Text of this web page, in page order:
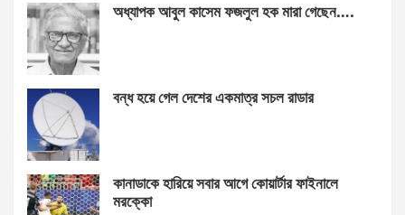
অধ্যাপক আবুল কাসেম ফজলুল হক মারা গেছেন….
বন্ধ হয়ে গেল দেশের একমাত্র সচল রাডার
কানাডাকে হারিয়ে সবার আগে কোয়ার্টার ফাইনালে
মরক্কো